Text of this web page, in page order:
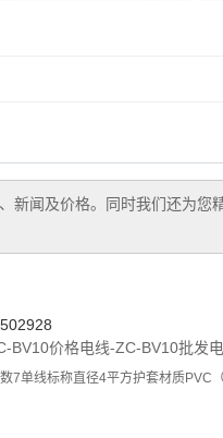
新闻及价格。同时我们还为您
BV10价格电线-ZC-BV10批发
7单线标称直径4平方护套材质PVC